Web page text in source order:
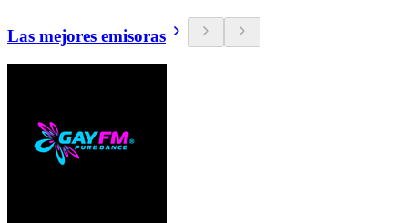
Las mejores emisoras